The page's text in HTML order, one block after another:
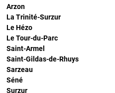
Arzon
La Trinité-Surzur
Le Hézo
Le Tour-du-Parc
Saint-Armel
Saint-Gildas-de-Rhuys
Sarzeau
Séné
Surzur